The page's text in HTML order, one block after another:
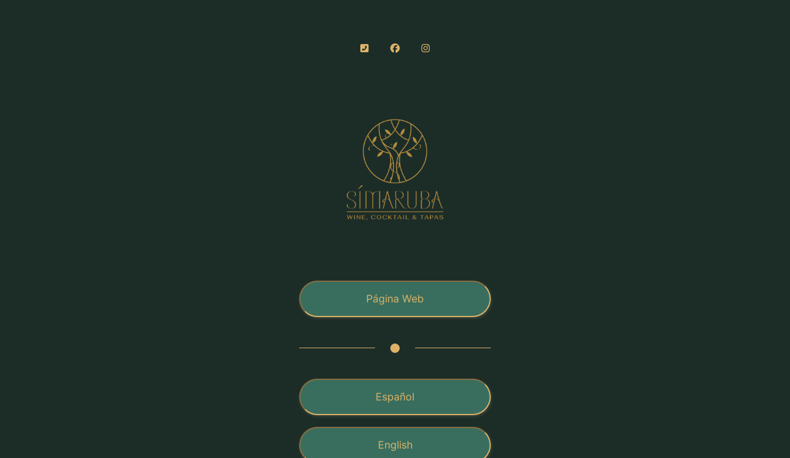
Página Web
Español
English